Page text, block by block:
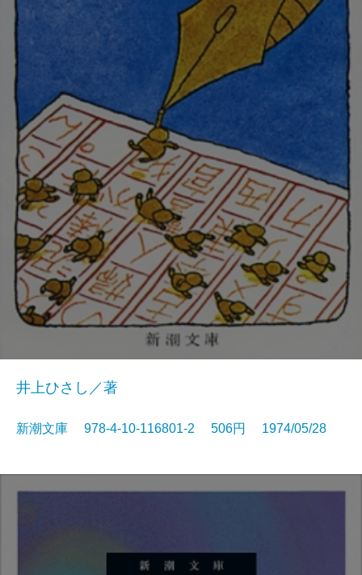
井上ひさし／著
新潮文庫 978-4-10-116801-2 506円 1974/05/28